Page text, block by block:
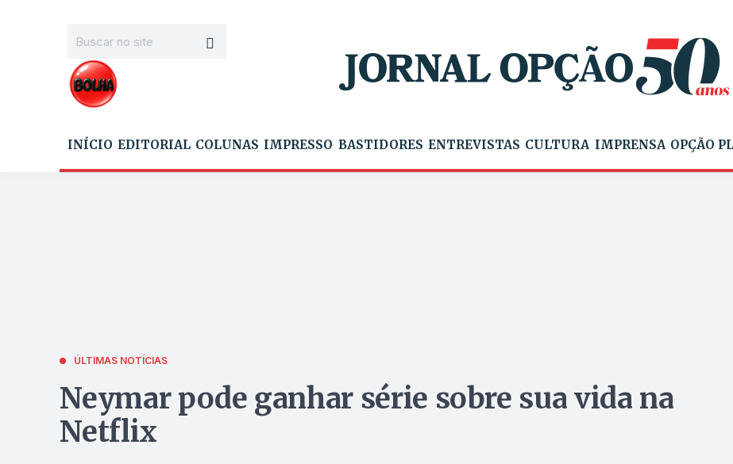
INÍCIO EDITORIAL COLUNAS IMPRESSO BASTIDORES ENTREVISTAS CULTURA IMPRENSA OPÇÃO
ÚLTIMAS NOTÍCIAS
Neymar pode ganhar série sobre sua vida na
Netflix